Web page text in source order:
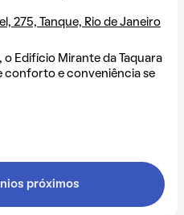
275, Tanque, Rio de Janeiro
, o Edifício Mirante da Taquara
conforto e conveniência se
próximos